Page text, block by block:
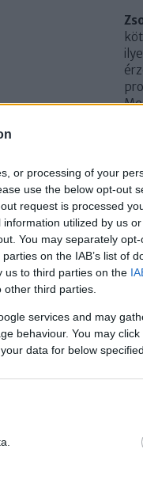
or processing of your
use the below opt-out
request is processed
utilized by us
You may separately
on the IAB’s list of
us to third parties on the
third parties.
services and may
behaviour. You may
data for below
.